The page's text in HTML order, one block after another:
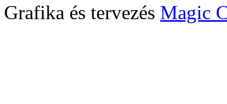
Grafika és tervezés Magic